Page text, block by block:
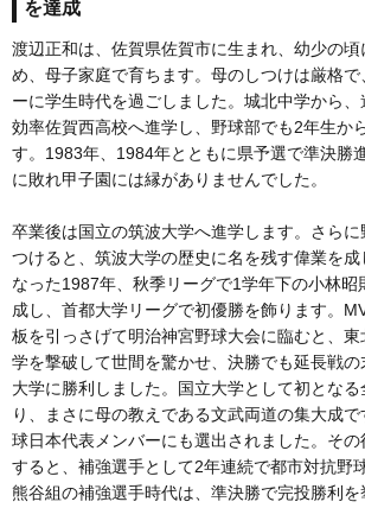
を達成
渡辺正和は、佐賀県佐賀市に生まれ、幼少の
め、母子家庭で育ちます。母のしつけは厳格で
ーに学生時代を過ごしました。城北中学から
効率佐賀西高校へ進学し、野球部でも2年生か
す。1983年、1984年とともに県予選で準決勝
に敗れ甲子園には縁がありませんでした。
卒業後は国立の筑波大学へ進学します。さら
つけると、筑波大学の歴史に名を残す偉業を成
なった1987年、秋季リーグで1学年下の小林昭
成し、首都大学リーグで初優勝を飾ります。
板を引っさげて明治神宮野球大会に臨むと、
学を撃破して世間を驚かせ、決勝でも延長戦
大学に勝利しました。国立大学として初とな
り、まさに母の教えである文武両道の集大成
球日本代表メンバーにも選出されました。そ
すると、補強選手として2年連続で都市対抗野
熊谷組の補強選手時代は、準決勝で完投勝利を